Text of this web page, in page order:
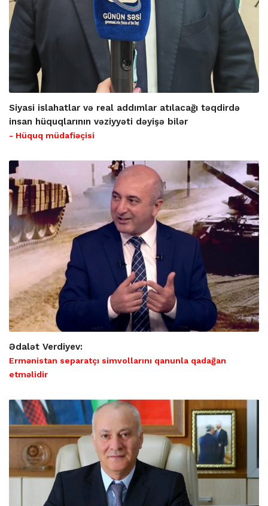
Siyasi islahatlar və real addımlar atılacağı təqdirdə
insan hüquqlarının vəziyyəti dəyişə bilər
- Hüquq müdafiəçisi
Ədalət Verdiyev:
Ermənistan separatçı simvollarını qanunla qadağan
etməlidir